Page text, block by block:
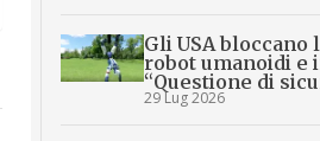
Gli USA
robot umanoidi e
“Questione di
29 Lug 2026